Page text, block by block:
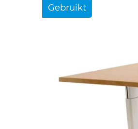
Gebruikt